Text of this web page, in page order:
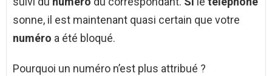
sonne, il est maintenant quasi certain que votre
numéro a été bloqué.
Pourquoi un numéro n’est plus attribué ?